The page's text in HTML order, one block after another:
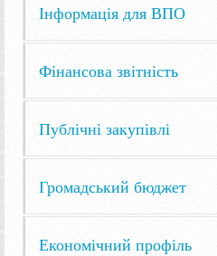
Інформація для ВПО
Фінансова звітність
Публічні закупівлі
Громадський бюджет
Економічний профіль